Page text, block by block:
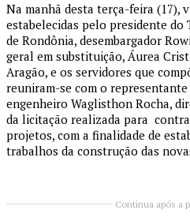
Na manhã desta terça-feira (17),
estabelecidas pelo presidente
de Rondônia, desembargador
geral em substituição, Áurea
Aragão, e os servidores que
reuniram-se com o representante
engenheiro Waglisthon Rocha,
da licitação realizada para
projetos, com a finalidade de
trabalhos da construção das
Continua após a